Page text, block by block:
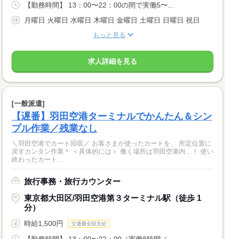
【勤務時間】 13：00〜22：00の間で実働5〜...
月曜日 火曜日 水曜日 木曜日 金曜日 土曜日 日曜日 祝日
もっと見る
求人詳細を見る
[一般派遣]
【遅番】羽田空港ターミナルでかんたん＆シン
プル作業／残業なし
＼羽田空港でカート回収／ お客さまが使ったカートを、 所定位置に
戻すカンタン作業＊ ＜具体的には＞ 働く場所は羽田空港内…！ 使い
終わったカート...
旅行事務・旅行カウンター
東京都大田区/羽田空港第３ターミナル駅（徒歩 1
分）
時給1,500円 交通費全額支給